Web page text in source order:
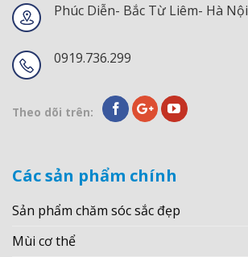
Phúc Diễn- Bắc Từ Liêm- Hà Nội
0919.736.299
Theo dõi trên:
Các sản phẩm chính
Sản phẩm chăm sóc sắc đẹp
Mùi cơ thể